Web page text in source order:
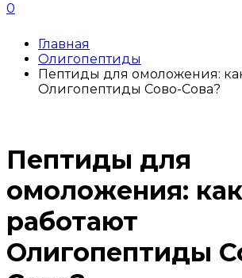
0
Главная
Олигопептиды
Пептиды для омоложения:
Олигопептиды Сово-Сова?
Пептиды для
омоложения: как
работают
Олигопептиды